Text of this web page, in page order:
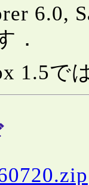
6.0,
．
1.5で